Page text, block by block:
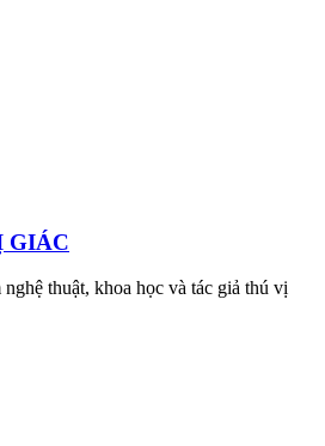
GIÁC
thuật, khoa học và tác giả thú vị